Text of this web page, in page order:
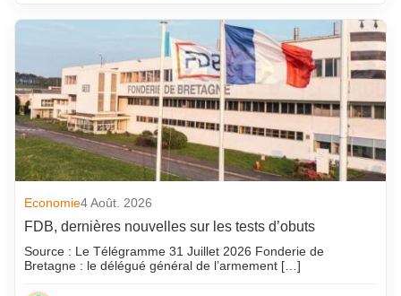
Economie4 Août. 2026
FDB, dernières nouvelles sur les tests d’obuts
Source : Le Télégramme 31 Juillet 2026 Fonderie de
Bretagne : le délégué général de l’armement […]